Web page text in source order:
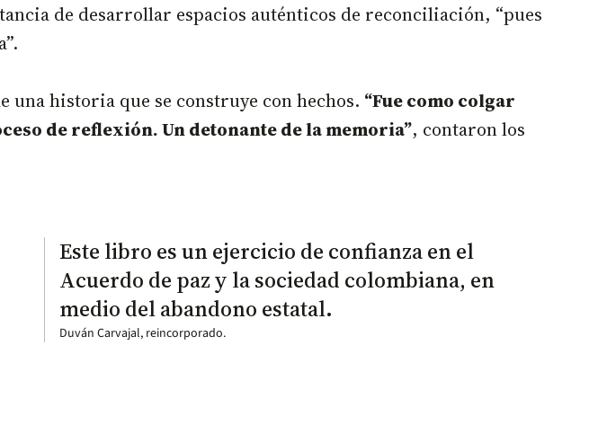
de desarrollar espacios auténticos de reconciliación, “pues
historia que se construye con hechos. “Fue como colgar
de reflexión. Un detonante de la memoria”, contaron los
Este libro es un ejercicio de confianza en el
Acuerdo de paz y la sociedad colombiana, en
medio del abandono estatal.
Duván Carvajal, reincorporado.